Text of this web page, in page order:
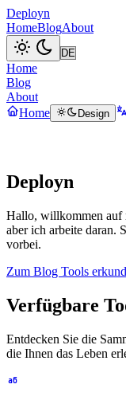
Deployn
HomeBlogAbout
Home
Blog
About
Home
Design
Deployn
Hallo, willkommen auf
aber ich arbeite daran.
vorbei.
Zum Blog Tools
Verfügbare
Entdecken Sie die
die Ihnen das Leben